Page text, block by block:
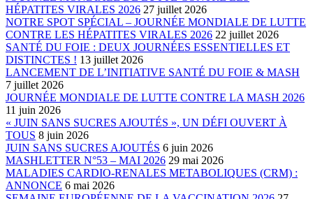
HÉPATITES VIRALES 2026 27 juillet 2026
NOTRE SPOT SPÉCIAL – JOURNÉE MONDIALE DE LUTTE
CONTRE LES HÉPATITES VIRALES 2026 22 juillet 2026
SANTÉ DU FOIE : DEUX JOURNÉES ESSENTIELLES ET
DISTINCTES ! 13 juillet 2026
LANCEMENT DE L’INITIATIVE SANTÉ DU FOIE & MASH
7 juillet 2026
JOURNÉE MONDIALE DE LUTTE CONTRE LA MASH 2026
11 juin 2026
« JUIN SANS SUCRES AJOUTÉS », UN DÉFI OUVERT À
TOUS 8 juin 2026
JUIN SANS SUCRES AJOUTÉS 6 juin 2026
MASHLETTER N°53 – MAI 2026 29 mai 2026
MALADIES CARDIO-RENALES METABOLIQUES (CRM) :
ANNONCE 6 mai 2026